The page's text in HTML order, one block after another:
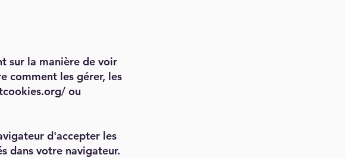
sur la manière de voir
comment les gérer, les
ou
d'accepter les
dans votre navigateur.